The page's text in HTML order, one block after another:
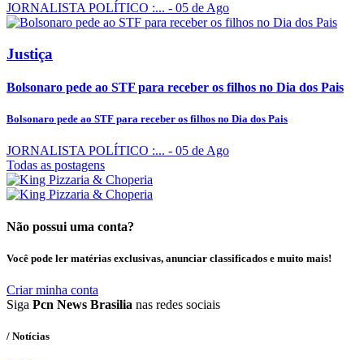
JORNALISTA POLÍTICO :... - 05 de Ago
Justiça
Bolsonaro pede ao STF para receber os filhos no Dia dos Pais
Bolsonaro pede ao STF para receber os filhos no Dia dos Pais
JORNALISTA POLÍTICO :... - 05 de Ago
Todas as postagens
Não possui uma conta?
Você pode ler matérias exclusivas, anunciar classificados e muito mais!
Criar minha conta
Siga Pcn News Brasilia nas redes sociais
/ Notícias